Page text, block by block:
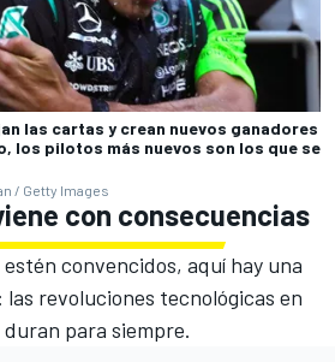
las cartas y crean nuevos ganadores
los pilotos más nuevos son los que se
/ Getty Images
con consecuencias
convencidos, aquí hay una
revoluciones tecnológicas en
para siempre.